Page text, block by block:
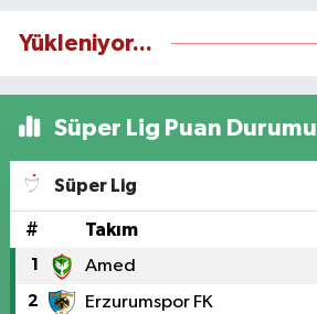
Yükleniyor...
Süper Lig Puan Durumu
Süper Lig
# Takım
1 Amed
2 Erzurumspor FK